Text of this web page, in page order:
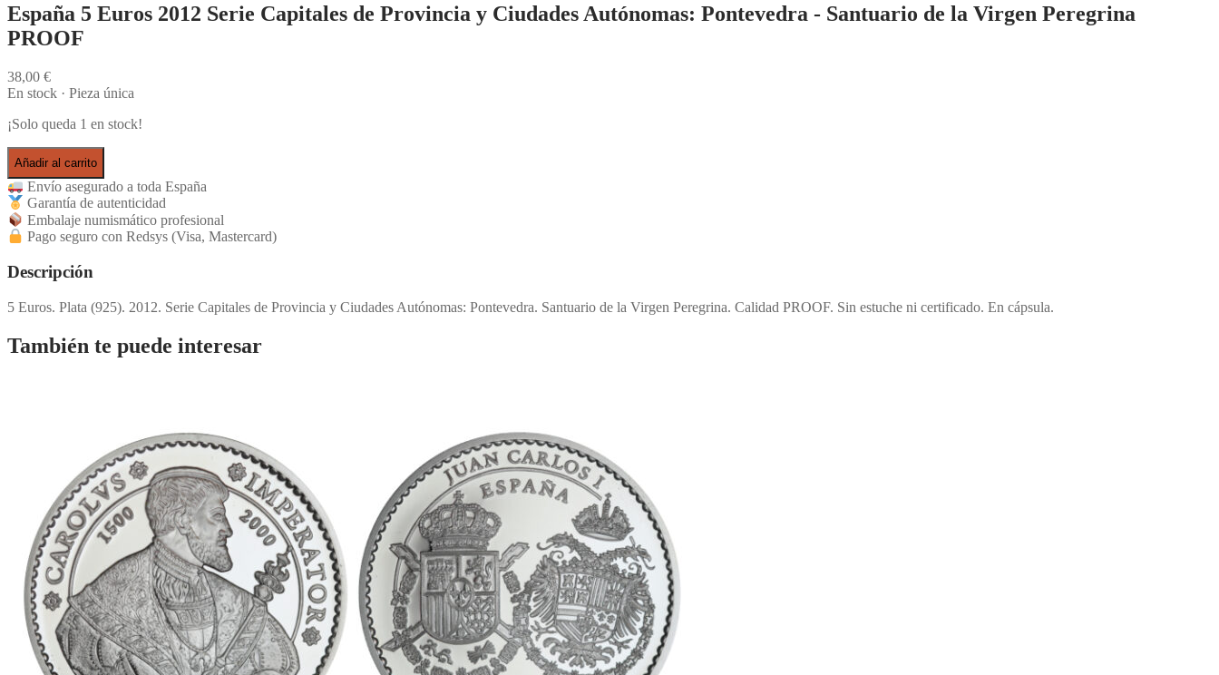
España 5 Euros 2012 Serie Capitales de Provincia y Ciudades Autónomas: Pontevedra - Santuario de la Virgen Peregrina
PROOF
38,00 €
En stock · Pieza única
¡Solo queda 1 en stock!
Añadir al carrito
Envío asegurado a toda España
Garantía de autenticidad
Embalaje numismático profesional
Pago seguro con Redsys (Visa, Mastercard)
Descripción
5 Euros. Plata (925). 2012. Serie Capitales de Provincia y Ciudades Autónomas: Pontevedra. Santuario de la Virgen Peregrina. Calidad PROOF. Sin estuche ni certificado. En cápsula.
También te puede interesar